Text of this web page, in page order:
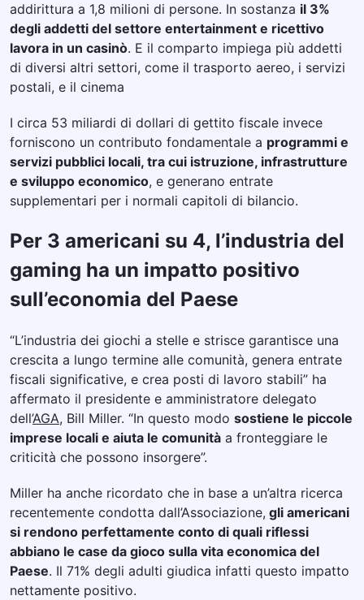
addirittura a 1,8 milioni di persone. In sostanza il 3%
degli addetti del settore entertainment e ricettivo
lavora in un casinò. E il comparto impiega più addetti
di diversi altri settori, come il trasporto aereo, i servizi
postali, e il cinema
I circa 53 miliardi di dollari di gettito fiscale invece
forniscono un contributo fondamentale a programmi e
servizi pubblici locali, tra cui istruzione, infrastrutture
e sviluppo economico, e generano entrate
supplementari per i normali capitoli di bilancio.
Per 3 americani su 4, l’industria del
gaming ha un impatto positivo
sull’economia del Paese
“L’industria dei giochi a stelle e strisce garantisce una
crescita a lungo termine alle comunità, genera entrate
fiscali significative, e crea posti di lavoro stabili” ha
affermato il presidente e amministratore delegato
dell’AGA, Bill Miller. “In questo modo sostiene le piccole
imprese locali e aiuta le comunità a fronteggiare le
criticità che possono insorgere”.
Miller ha anche ricordato che in base a un’altra ricerca
recentemente condotta dall’Associazione, gli americani
si rendono perfettamente conto di quali riflessi
abbiano le case da gioco sulla vita economica del
Paese. Il 71% degli adulti giudica infatti questo impatto
nettamente positivo.